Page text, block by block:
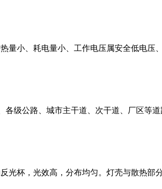
量小、耗电量小、工作电压属安全低电压
级公路、城市主干道、次干道、厂区等
光杯，光效高，分布均匀。灯壳与散热部